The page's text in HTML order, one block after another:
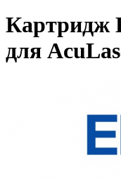
Картридж
для